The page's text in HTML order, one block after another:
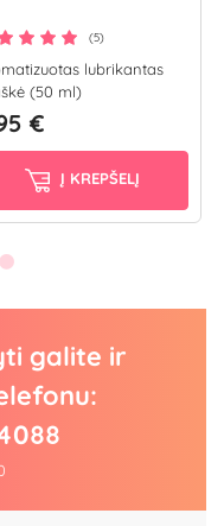
(5)
lubrikantas
(50 ml)
€
Į KREPŠELĮ
galite ir